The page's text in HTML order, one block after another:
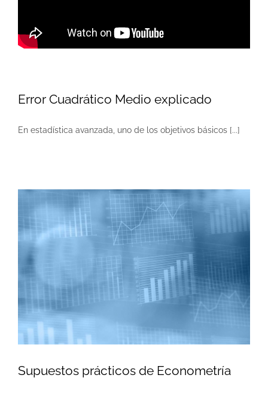
Error Cuadrático Medio explicado
En estadística avanzada, uno de los objetivos básicos [...]
Supuestos prácticos de Econometría